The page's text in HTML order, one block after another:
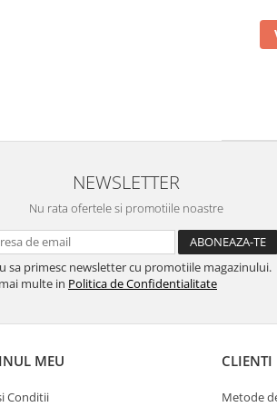
NEWSLETTER
Nu rata ofertele si promotiile noastre
sa primesc newsletter cu promotiile magazinului.
multe in Politica de Confidentialitate
MEU
Conditii
CLIENTI
Metode